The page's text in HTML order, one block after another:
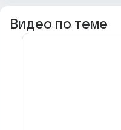
Видео по теме